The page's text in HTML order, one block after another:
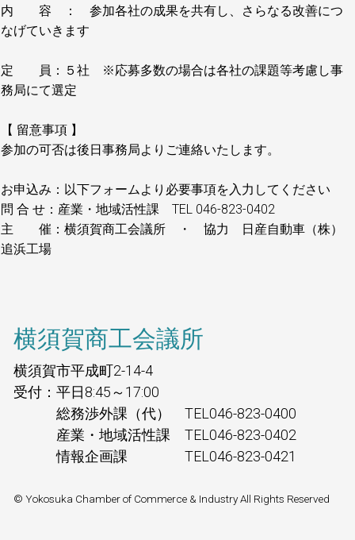
内 容 ： 参加各社の成果を共有し、さらなる改善につ
なげていきます
定 員：５社 ※応募多数の場合は各社の課題等考慮し事
務局にて選定
【 留意事項 】
参加の可否は後日事務局よりご連絡いたします。
お申込み：以下フォームより必要事項を入力してください
問 合 せ：産業・地域活性課 TEL 046-823-0402
主 催：横須賀商工会議所 ・ 協力 日産自動車（株）
追浜工場
横須賀商工会議所
横須賀市平成町2-14-4
受付：平日8:45～17:00
総務渉外課（代） TEL046-823-0400
産業・地域活性課 TEL046-823-0402
情報企画課 TEL046-823-0421
© Yokosuka Chamber of Commerce & Industry All Rights Reserved